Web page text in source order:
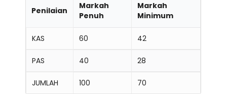
Penilaian
Markah
Penuh
Markah
Minimum
KAS 60 42
PAS 40 28
JUMLAH 100 70